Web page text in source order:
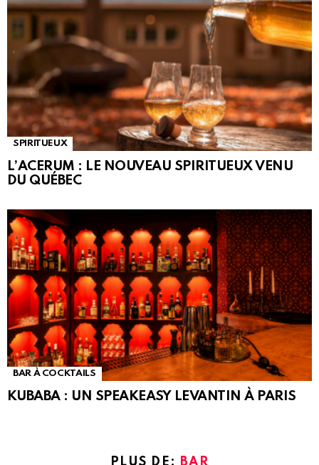
SPIRITUEUX
L’ACERUM : LE NOUVEAU SPIRITUEUX VENU
DU QUÉBEC
BAR À COCKTAILS
KUBABA : UN SPEAKEASY LEVANTIN À PARIS
PLUS DE: BAR